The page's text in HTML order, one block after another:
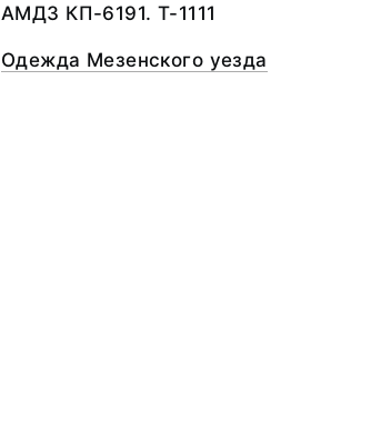
АМДЗ КП-6191. Т-1111
Одежда Мезенского уезда